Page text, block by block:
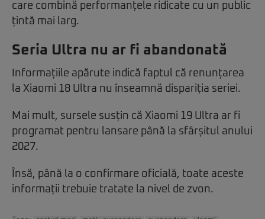
care combină performanțele ridicate cu un public
țintă mai larg.
Seria Ultra nu ar fi abandonată
Informațiile apărute indică faptul că renunțarea
la Xiaomi 18 Ultra nu înseamnă dispariția seriei.
Mai mult, sursele susțin că Xiaomi 19 Ultra ar fi
programat pentru lansare până la sfârșitul anului
2027.
Însă, până la o confirmare oficială, toate aceste
informații trebuie tratate la nivel de zvon.